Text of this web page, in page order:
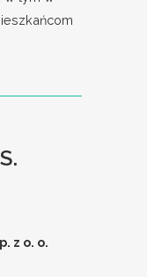
z o. o.